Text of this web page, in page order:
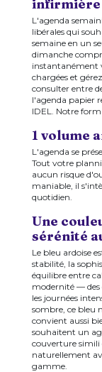
infirmière
L'agenda
libérales qui
semaine en un
dimanche
instantanément
chargées et
consulter entre
l'agenda papier
IDEL. Notre
1 volume
L'agenda se
Tout votre
aucun risque
maniable, il
quotidien.
Une
sérénité
Le bleu ardoise
stabilité, la
équilibre entre
modernité — des
les journées
sombre, ce bleu
convient aussi
souhaitent un
couverture simili
naturellement
gamme.